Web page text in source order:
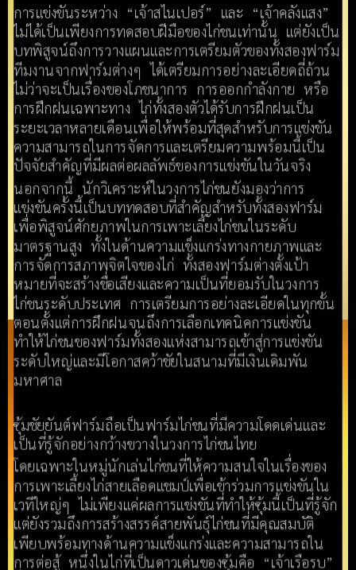
การแข่งขันระหว่าง “เจ้าสไนเปอร์” และ “เจ้าคลังแสง”
ไม่ได้เป็นเพียงการทดสอบฝีมือของไก่ชนเท่านั้น แต่ยังเป็น
บทพิสูจน์ถึงการวางแผนและการเตรียมตัวของทั้งสองฟาร์ม
ทีมงานจากฟาร์มต่างๆ ได้เตรียมการอย่างละเอียดถี่ถ้วน
ไม่ว่าจะเป็นเรื่องของโภชนาการ การออกกำลังกาย หรือ
การฝึกฝนเฉพาะทาง ไก่ทั้งสองตัวได้รับการฝึกฝนเป็น
ระยะเวลาหลายเดือนเพื่อให้พร้อมที่สุดสำหรับการแข่งขัน
ความสามารถในการจัดการและเตรียมความพร้อมนี้เป็น
ปัจจัยสำคัญที่มีผลต่อผลลัพธ์ของการแข่งขันในวันจริง​
นอกจากนี้ นักวิเคราะห์ในวงการไก่ชนยังมองว่าการ
แข่งขันครั้งนี้เป็นบททดสอบที่สำคัญสำหรับทั้งสองฟาร์ม
เพื่อพิสูจน์ศักยภาพในการเพาะเลี้ยงไก่ชนในระดับ
มาตรฐานสูง ทั้งในด้านความแข็งแกร่งทางกายภาพและ
การจัดการสภาพจิตใจของไก่ ทั้งสองฟาร์มต่างตั้งเป้า
หมายที่จะสร้างชื่อเสียงและความเป็นที่ยอมรับในวงการ
ไก่ชนระดับประเทศ การเตรียมการอย่างละเอียดในทุกขั้น
ตอนตั้งแต่การฝึกฝนจนถึงการเลือกเทคนิคการแข่งขัน
ทำให้ไก่ชนของฟาร์มทั้งสองแห่งสามารถเข้าสู่การแข่งขัน
ระดับใหญ่และมีโอกาสคว้าชัยในสนามที่มีเงินเดิมพัน
มหาศาล​
ซุ้มชัยยันต์ฟาร์มถือเป็นฟาร์มไก่ชนที่มีความโดดเด่นและ
เป็นที่รู้จักอย่างกว้างขวางในวงการไก่ชนไทย
โดยเฉพาะในหมู่นักเล่นไก่ชนที่ให้ความสนใจในเรื่องของ
การเพาะเลี้ยงไก่สายเลือดแชมป์เพื่อเข้าร่วมการแข่งขันใน
เวทีใหญ่ๆ ไม่เพียงแค่ผลการแข่งขันที่ทำให้ซุ้มนี้เป็นที่รู้จัก
แต่ยังรวมถึงการสร้างสรรค์สายพันธุ์ไก่ชนที่มีคุณสมบัติ
เพียบพร้อมทางด้านความแข็งแกร่งและความสามารถใน
การต่อสู้ หนึ่งในไก่ที่เป็นดาวเด่นของซุ้มคือ “เจ้าเรือรบ”